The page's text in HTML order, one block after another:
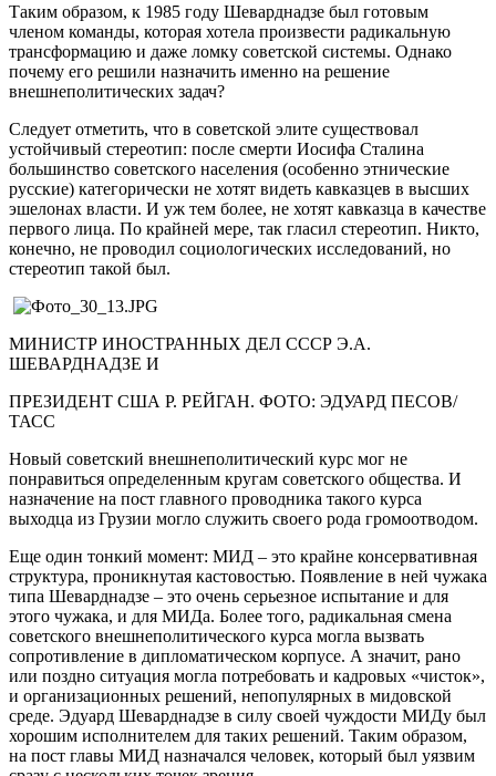
Таким образом, к 1985 году Шеварднадзе был готовым
членом команды, которая хотела произвести радикальную
трансформацию и даже ломку советской системы. Однако
почему его решили назначить именно на решение
внешнеполитических задач?
Следует отметить, что в советской элите существовал
устойчивый стереотип: после смерти Иосифа Сталина
большинство советского населения (особенно этнические
русские) категорически не хотят видеть кавказцев в высших
эшелонах власти. И уж тем более, не хотят кавказца в качестве
первого лица. По крайней мере, так гласил стереотип. Никто,
конечно, не проводил социологических исследований, но
стереотип такой был.
МИНИСТР ИНОСТРАННЫХ ДЕЛ СССР Э.А.
ШЕВАРДНАДЗЕ И
ПРЕЗИДЕНТ США Р. РЕЙГАН. ФОТО: ЭДУАРД ПЕСОВ/
ТАСС
Новый советский внешнеполитический курс мог не
понравиться определенным кругам советского общества. И
назначение на пост главного проводника такого курса
выходца из Грузии могло служить своего рода громоотводом.
Еще один тонкий момент: МИД – это крайне консервативная
структура, проникнутая кастовостью. Появление в ней чужака
типа Шеварднадзе – это очень серьезное испытание и для
этого чужака, и для МИДа. Более того, радикальная смена
советского внешнеполитического курса могла вызвать
сопротивление в дипломатическом корпусе. А значит, рано
или поздно ситуация могла потребовать и кадровых «чисток»,
и организационных решений, непопулярных в мидовской
среде. Эдуард Шеварднадзе в силу своей чуждости МИДу был
хорошим исполнителем для таких решений. Таким образом,
на пост главы МИД назначался человек, который был уязвим